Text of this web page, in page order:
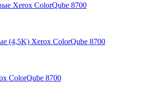
Xerox ColorQube 8700
(4,5K) Xerox ColorQube 8700
ColorQube 8700